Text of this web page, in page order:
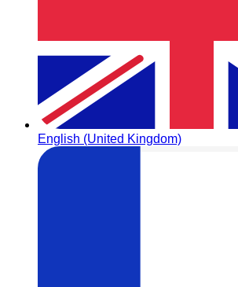
English (United Kingdom)